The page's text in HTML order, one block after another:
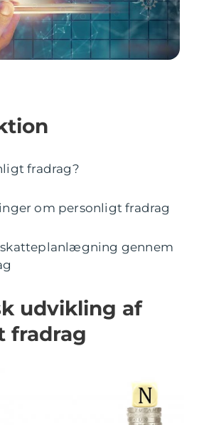
fradrag?
om personligt fradrag
gennem
udvikling af
fradrag